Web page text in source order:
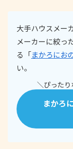
大手ハウスメー
メーカーに絞っ
る「まかろにお
い。
＼ぴった
まかろ